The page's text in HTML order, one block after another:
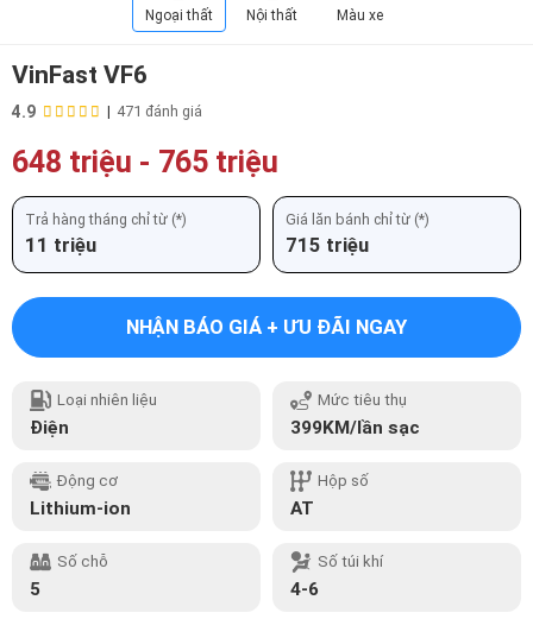
Ngoại thất Nội thất Màu xe
VinFast VF6
4.9 | 471 đánh giá
648 triệu - 765 triệu
Trả hàng tháng chỉ từ (*)
11 triệu
Giá lăn bánh chỉ từ (*)
715 triệu
NHẬN BÁO GIÁ + ƯU ĐÃI NGAY
Loại nhiên liệu
Điện
Mức tiêu thụ
399KM/lần sạc
Động cơ
Lithium-ion
Hộp số
AT
Số chỗ
5
Số túi khí
4-6